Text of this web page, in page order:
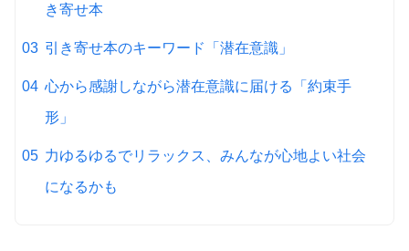
き寄せ本
引き寄せ本のキーワード「潜在意識」
心から感謝しながら潜在意識に届ける「約束手
形」
力ゆるゆるでリラックス、みんなが心地よい社会
になるかも